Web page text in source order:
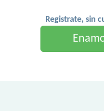
Registrate, sin